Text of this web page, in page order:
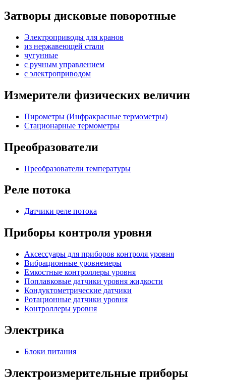
Затворы дисковые поворотные
Электроприводы для кранов
из нержавеющей стали
чугунные
с ручным управлением
c электроприводом
Измерители физических величин
Пирометры (Инфракрасные термометры)
Стационарные термометры
Преобразователи
Преобразователи температуры
Реле потока
Датчики реле потока
Приборы контроля уровня
Аксессуары для приборов контроля уровня
Вибрационные уровнемеры
Емкостные контроллеры уровня
Поплавковые датчики уровня жидкости
Кондуктометрические датчики
Ротационные датчики уровня
Контроллеры уровня
Электрика
Блоки питания
Электроизмерительные приборы